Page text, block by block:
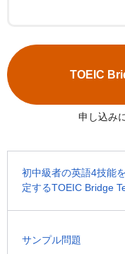
TOEIC
申し込み
初中級者の英語4技能
定するTOEIC Bridge
サンプル問題